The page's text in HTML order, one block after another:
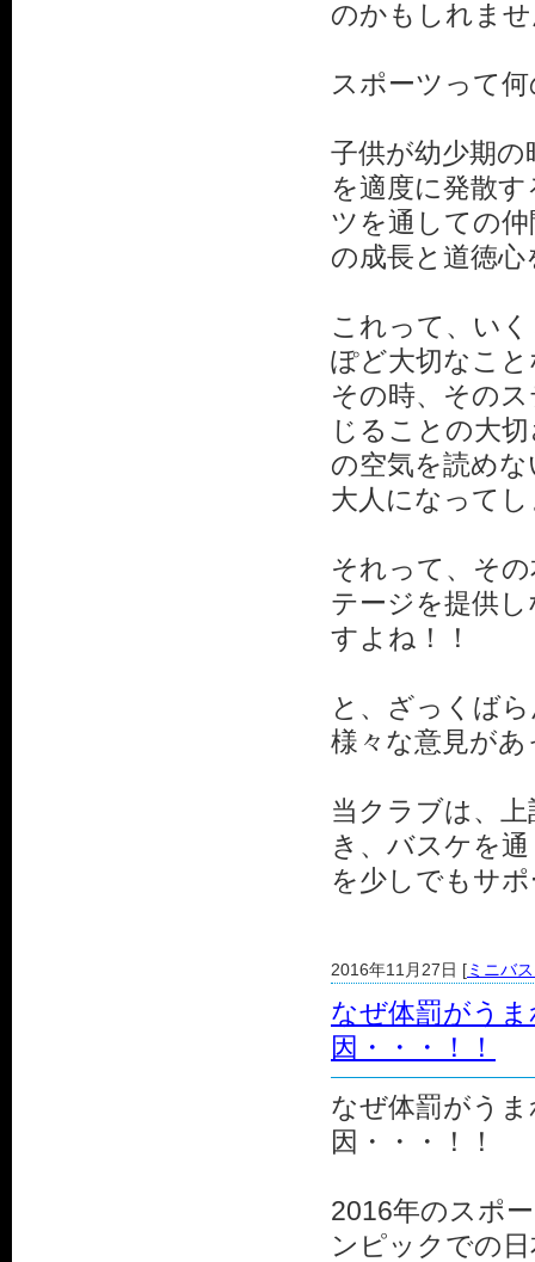
のかもしれま
スポーツって
子供が幼少期
を適度に発散
ツを通しての
の成長と道徳
これって、い
ぽど大切なこ
その時、その
じることの大
の空気を読め
大人になって
それって、そ
テージを提供
すよね！！
と、ざっくば
様々な意見が
当クラブは、
き、バスケを
を少しでもサ
2016年11月27日 [ミニバ
なぜ体罰がう
因・・・！！
なぜ体罰がう
因・・・！！
2016年のスポ
ンピックでの